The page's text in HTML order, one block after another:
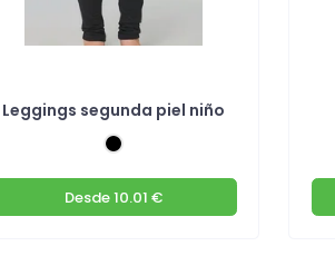
Leggings segunda piel niño
Desde10.01 €